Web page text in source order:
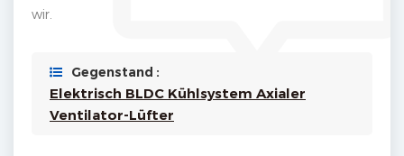
wir.
Gegenstand :
Elektrisch BLDC Kühlsystem Axialer
Ventilator-Lüfter